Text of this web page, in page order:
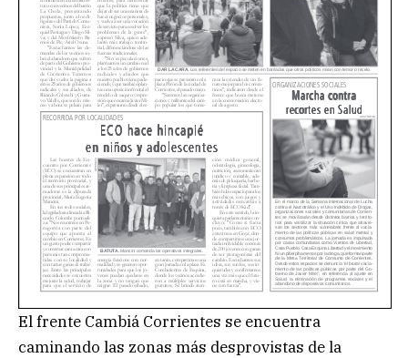
El frente Cambiá Corrientes se encuentra
caminando las zonas más desprovistas de la